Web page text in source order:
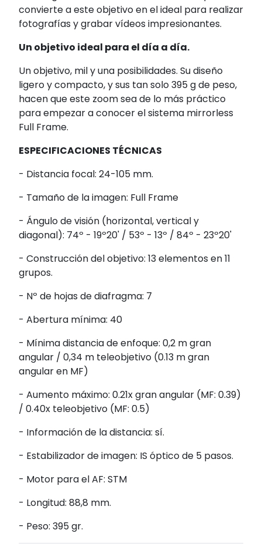
convierte a este objetivo en el ideal para realizar
fotografías y grabar vídeos impresionantes.
Un objetivo ideal para el día a día.
Un objetivo, mil y una posibilidades. Su diseño
ligero y compacto, y sus tan solo 395 g de peso,
hacen que este zoom sea de lo más práctico
para empezar a conocer el sistema mirrorless
Full Frame.
ESPECIFICACIONES TÉCNICAS
- Distancia focal: 24-105 mm.
- Tamaño de la imagen: Full Frame
- Ángulo de visión (horizontal, vertical y
diagonal): 74º - 19º20' / 53º - 13º / 84º - 23º20'
- Construcción del objetivo: 13 elementos en 11
grupos.
- Nº de hojas de diafragma: 7
- Abertura mínima: 40
- Mínima distancia de enfoque: 0,2 m gran
angular / 0,34 m teleobjetivo (0.13 m gran
angular en MF)
- Aumento máximo: 0.21x gran angular (MF: 0.39)
/ 0.40x teleobjetivo (MF: 0.5)
- Información de la distancia: sí.
- Estabilizador de imagen: IS óptico de 5 pasos.
- Motor para el AF: STM
- Longitud: 88,8 mm.
- Peso: 395 gr.